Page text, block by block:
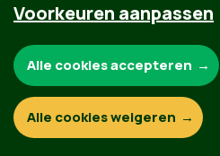
Voorkeuren aanpassen
Functionele en analytische cookies:
Alle cookies accepteren
Alle cookies weigeren